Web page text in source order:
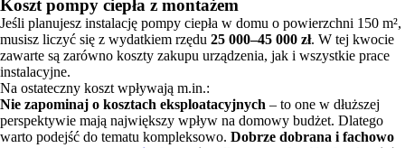
Koszt pompy ciepła z montażem
Jeśli planujesz instalację pompy ciepła w domu o powierzchni 150 m²,
musisz liczyć się z wydatkiem rzędu 25 000–45 000 zł. W tej kwocie
zawarte są zarówno koszty zakupu urządzenia, jak i wszystkie prace
instalacyjne.
Na ostateczny koszt wpływają m.in.:
Nie zapominaj o kosztach eksploatacyjnych – to one w dłuższej
perspektywie mają największy wpływ na domowy budżet. Dlatego
warto podejść do tematu kompleksowo. Dobrze dobrana i fachowo